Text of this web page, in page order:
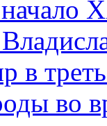
в
во